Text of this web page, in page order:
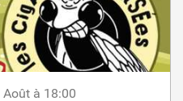
Août à 18:00